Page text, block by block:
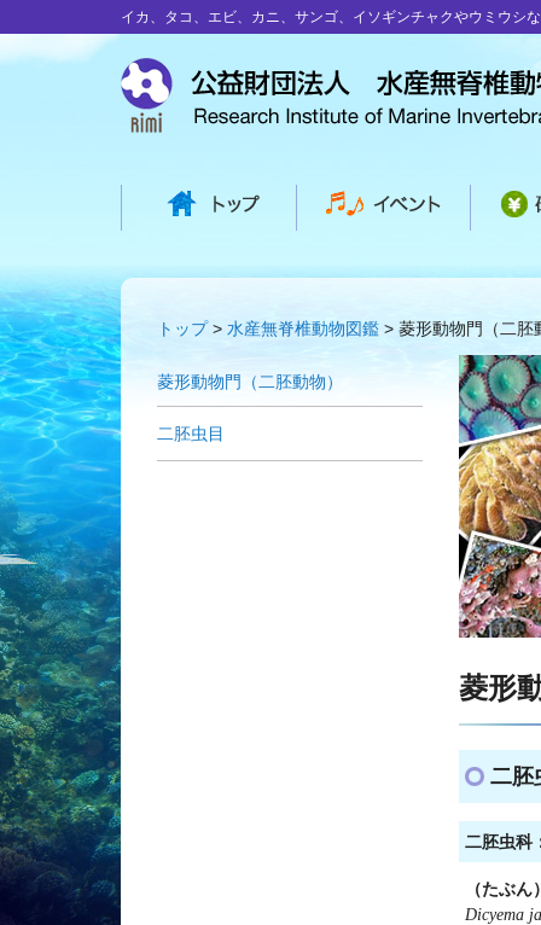
イカ、タコ、エビ、カニ、サンゴ、イソギンチャクやウミウシ
トップ 水産無脊椎動物図鑑 菱形動物門（二胚
菱形動物門（二胚動物）
二胚虫目
菱形
二胚
二胚虫科
（たぶ
Dicyema